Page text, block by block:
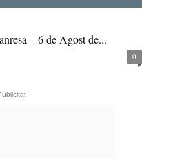
– 6 de Agost de...
0
-